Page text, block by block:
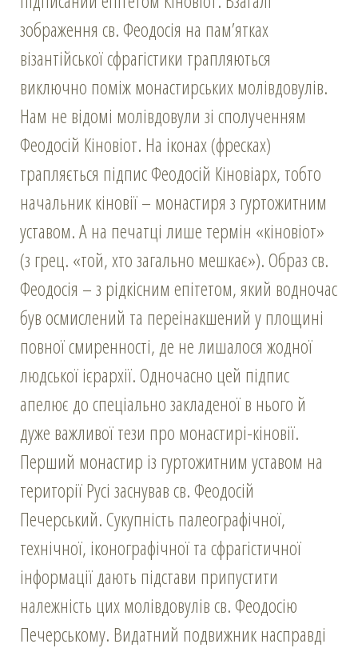
зображення св. Феодосія на пам’ятках
візантійської сфрагістики трапляються
виключно поміж монастирських молівдовулів.
Нам не відомі молівдовули зі сполученням
Феодосій Кіновіот. На іконах (фресках)
трапляється підпис Феодосій Кіновіарх, тобто
начальник кіновії – монастиря з гуртожитним
уставом. А на печатці лише термін «кіновіот»
(з грец. «той, хто загально мешкає»). Образ св.
Феодосія – з рідкісним епітетом, який водночас
був осмислений та переінакшений у площині
повної смиренності, де не лишалося жодної
людської ієрархії. Одночасно цей підпис
апелює до спеціально закладеної в нього й
дуже важливої тези про монастирі-кіновії.
Перший монастир із гуртожитним уставом на
території Русі заснував св. Феодосій
Печерський. Сукупність палеографічної,
технічної, іконографічної та сфрагістичної
інформації дають підстави припустити
належність цих молівдовулів св. Феодосію
Печерському. Видатний подвижник насправді